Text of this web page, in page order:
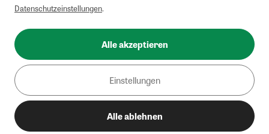
Datenschutzeinstellungen.
Alle akzeptieren
Einstellungen
Alle ablehnen
AGB
Widerrufsbelehrung
Barrierefreiheit
Cookies/Tracking